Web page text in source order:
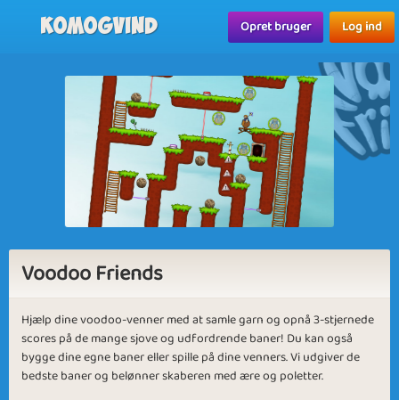
Komogvind Opret bruger Log ind
Voodoo Friends
Hjælp dine voodoo-venner med at samle garn og opnå 3-stjernede
scores på de mange sjove og udfordrende baner! Du kan også
bygge dine egne baner eller spille på dine venners. Vi udgiver de
bedste baner og belønner skaberen med ære og poletter.